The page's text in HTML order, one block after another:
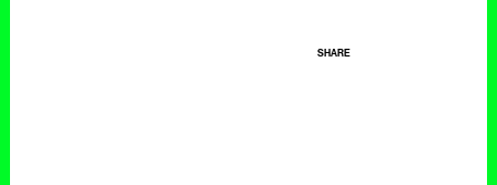
SHARE